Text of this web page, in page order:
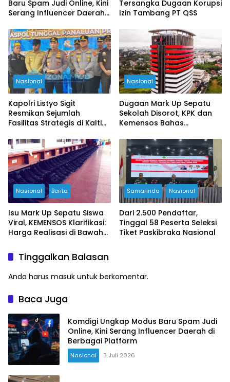
Baru Spam Judi Online, Kini
Serang Influencer Daerah
Tersangka Dugaan Korupsi
Izin Tambang PT QSS
Nasional
Kapolri Listyo Sigit
Resmikan Sejumlah
Fasilitas Strategis di Kaltim,
Rusun Penyangga IKN
Nasional
Dugaan Mark Up Sepatu
Sekolah Disorot, KPK dan
Kemensos Bahas
Rakyat
Nasional Berita
Isu Mark Up Sepatu Siswa
Viral, KEMENSOS Klarifikasi:
Harga Realisasi di Bawah
Samarinda Nasional
Dari 2.500 Pendaftar,
Tinggal 58 Peserta Seleksi
Tiket Paskibraka Nasional
Tinggalkan Balasan
Anda harus masuk untuk berkomentar.
Baca Juga
Komdigi Ungkap Modus Baru Spam Judi
Online, Kini Serang Influencer Daerah di
Berbagai Platform
Nasional 3 Juli 2026